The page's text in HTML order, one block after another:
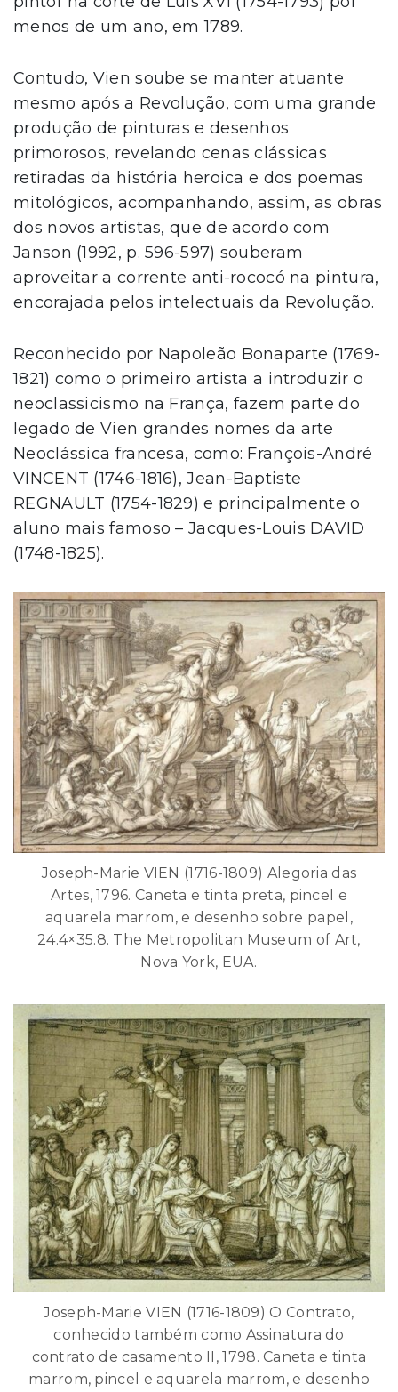
menos de um ano, em 1789.
Contudo, Vien soube se manter atuante
mesmo após a Revolução, com uma grande
produção de pinturas e desenhos
primorosos, revelando cenas clássicas
retiradas da história heroica e dos poemas
mitológicos, acompanhando, assim, as obras
dos novos artistas, que de acordo com
Janson (1992, p. 596-597) souberam
aproveitar a corrente anti-rococó na pintura,
encorajada pelos intelectuais da Revolução.
Reconhecido por Napoleão Bonaparte (1769-
1821) como o primeiro artista a introduzir o
neoclassicismo na França, fazem parte do
legado de Vien grandes nomes da arte
Neoclássica francesa, como: François-André
VINCENT (1746-1816), Jean-Baptiste
REGNAULT (1754-1829) e principalmente o
aluno mais famoso – Jacques-Louis DAVID
(1748-1825).
Joseph-Marie VIEN (1716-1809) Alegoria das
Artes, 1796. Caneta e tinta preta, pincel e
aquarela marrom, e desenho sobre papel,
24.4×35.8. The Metropolitan Museum of Art,
Nova York, EUA.
Joseph-Marie VIEN (1716-1809) O Contrato,
conhecido também como Assinatura do
contrato de casamento II, 1798. Caneta e tinta
marrom, pincel e aquarela marrom, e desenho